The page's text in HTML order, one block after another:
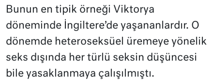
Bunun en tipik örneği Viktorya
döneminde İngiltere’de yaşananlardır. O
dönemde heteroseksüel üremeye yönelik
seks dışında her türlü seksin düşüncesi
bile yasaklanmaya çalışılmıştı.